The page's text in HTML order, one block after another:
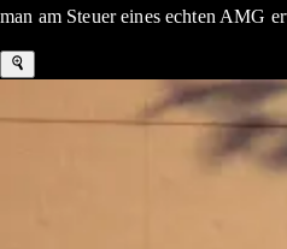
man am Steuer eines echten AMG